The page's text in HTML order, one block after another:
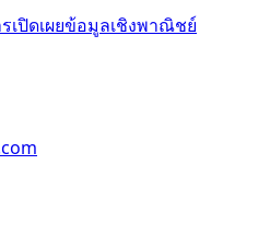
เปิดเผยข้อมูลเชิงพาณิชย์